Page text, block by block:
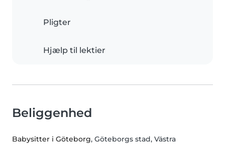
Pligter
Hjælp til lektier
Beliggenhed
Babysitter i Göteborg, Göteborgs stad, Västra